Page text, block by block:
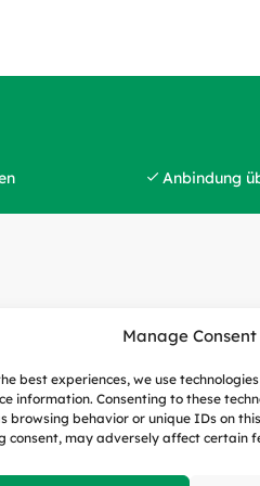
Manage Consent
best experiences, we use
information. Consenting to these
browsing behavior or unique IDs on
consent, may adversely affect certain
Anbindung